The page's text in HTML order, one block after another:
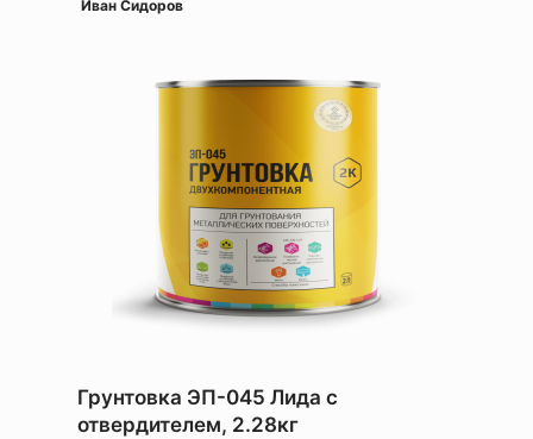
Иван Сидоров
Грунтовка ЭП-045 Лида с
отвердителем, 2.28кг